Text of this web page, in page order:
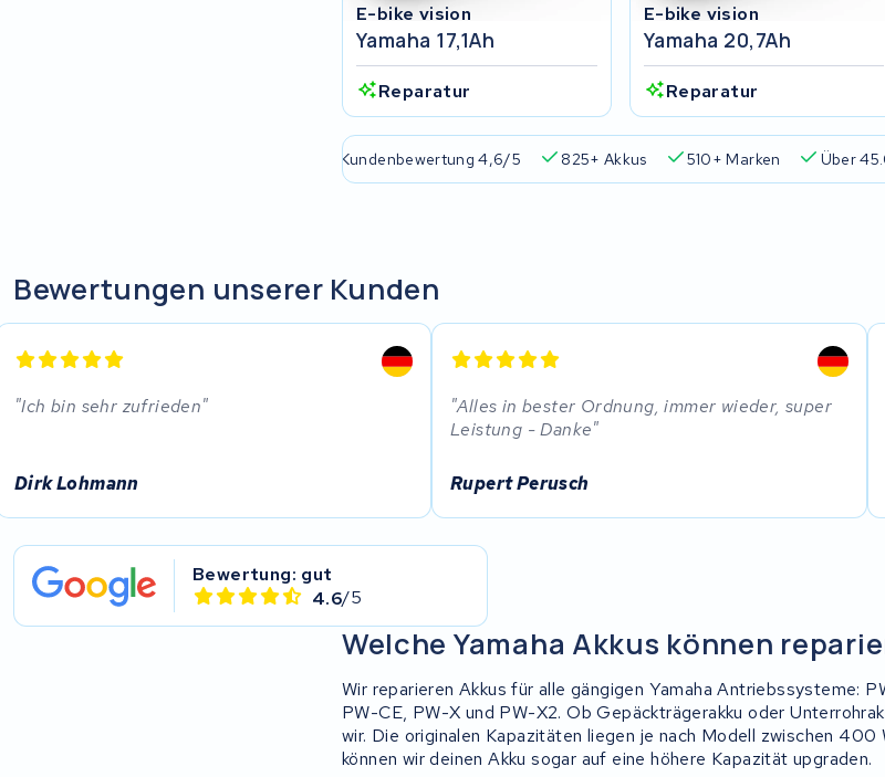
VARTA AG
Bianchi
E-bike vision
Yamaha 17,1Ah
Reparatur
E-bike vision
Yamaha 20,7Ah
Reparatur
Kundenbewertung 4,6/5 825+ Akkus 510+ Marken Über
Bewertungen unserer Kunden
Ich bin sehr zufrieden
Dirk Lohmann
Alles in bester Ordnung, immer wieder, super
Leistung - Danke
Rupert Perusch
Bewertung: gut
4.6/5
Welche Yamaha Akkus können
Wir reparieren Akkus für alle gängigen Yamaha Antriebssysteme:
PW-CE, PW-X und PW-X2. Ob Gepäckträgerakku oder
wir. Die originalen Kapazitäten liegen je nach Modell zwischen 400
können wir deinen Akku sogar auf eine höhere Kapazität upgraden.